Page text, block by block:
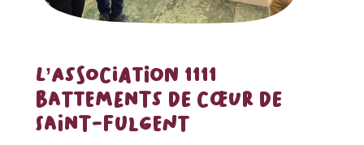
L’ASSOCIATION 1111
BATTEMENTS DE CŒUR DE
SAINT-FULGENT